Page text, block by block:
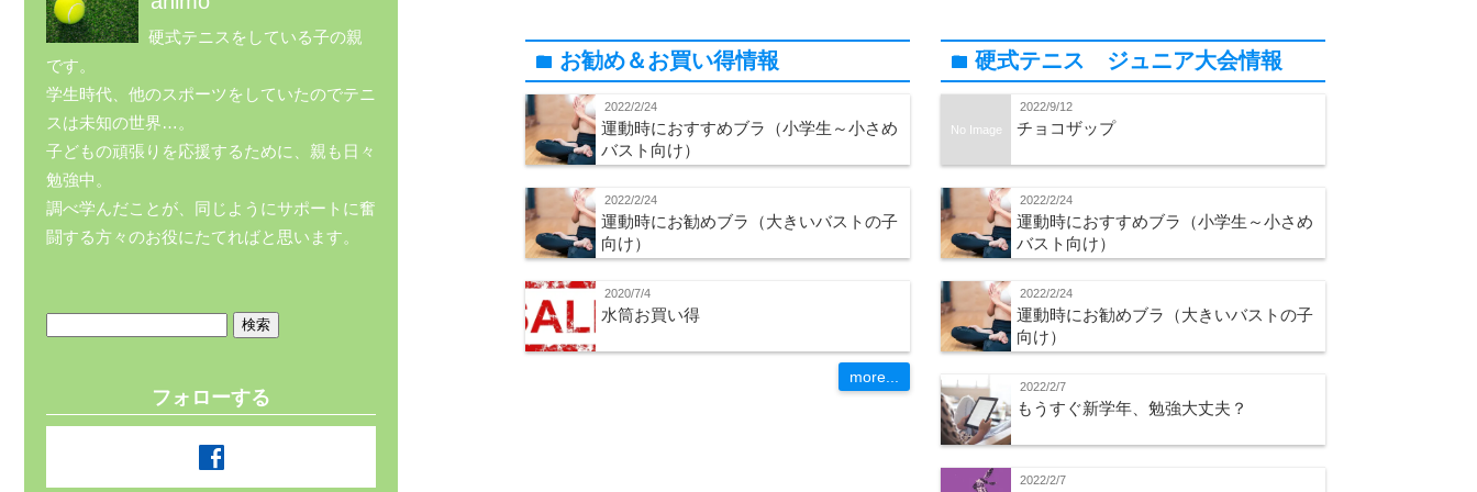
folder お勧め＆お買い得情報
2022/2/24
運動時におすすめブラ（小学生～小さめ
バスト向け）
2022/2/24
運動時にお勧めブラ（大きいバストの子
向け）
2020/7/4
水筒お買い得
more...
folder 硬式テニス ジュニア大会情報
No Image
2022/9/12
チョコザップ
2022/2/24
運動時におすすめブラ（小学生～小さめ
バスト向け）
2022/2/24
運動時にお勧めブラ（大きいバストの子
向け）
2022/2/7
もうすぐ新学年、勉強大丈夫？
2022/2/7
硬式テニスをしている子の親
です。
学生時代、他のスポーツをしていたのでテニ
スは未知の世界…。
子どもの頑張りを応援するために、親も日々
勉強中。
調べ学んだことが、同じようにサポートに奮
闘する方々のお役にたてればと思います。
フォローする
facebook